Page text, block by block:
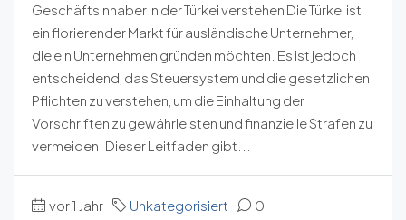
Geschäftsinhaber in der Türkei verstehen Die Türkei ist
ein florierender Markt für ausländische Unternehmer,
die ein Unternehmen gründen möchten. Es ist jedoch
entscheidend, das Steuersystem und die gesetzlichen
Pflichten zu verstehen, um die Einhaltung der
Vorschriften zu gewährleisten und finanzielle Strafen zu
vermeiden. Dieser Leitfaden gibt...
vor 1 Jahr Unkategorisiert 0